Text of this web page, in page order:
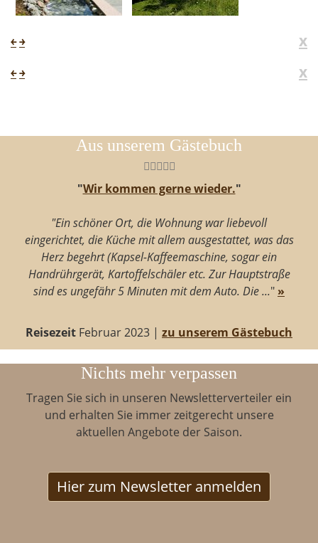
￩￫ x
￩￫ x
Aus unserem Gästebuch
"Wir kommen gerne wieder."
"Ein schöner Ort, die Wohnung war liebevoll
eingerichtet, die Küche mit allem ausgestattet, was das
Herz begehrt (Kapsel-Kaffeemaschine, sogar ein
Handrührgerät, Kartoffelschäler etc. Zur Hauptstraße
sind es ungefähr 5 Minuten mit dem Auto. Die ..." »
Reisezeit Februar 2023 | zu unserem Gästebuch
Nichts mehr verpassen
Tragen Sie sich in unseren Newsletterverteiler ein
und erhalten Sie immer zeitgerecht unsere
aktuellen Angebote der Saison.
Hier zum Newsletter anmelden